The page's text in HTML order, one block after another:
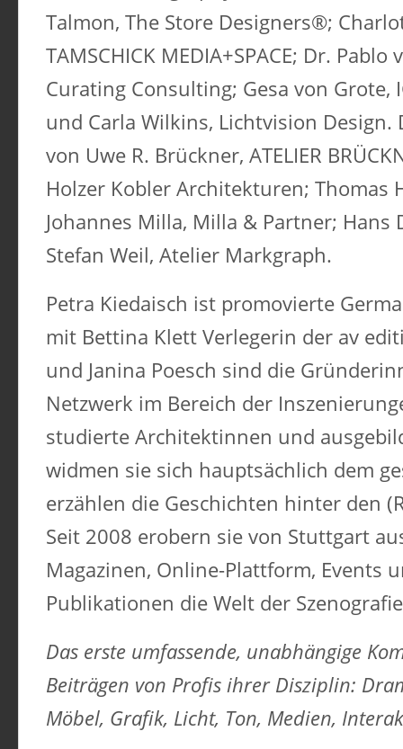
Talmon, The Store Designers®;
TAMSCHICK MEDIA+SPACE; Dr.
Curating Consulting; Gesa von Grote,
und Carla Wilkins, Lichtvision Design.
von Uwe R. Brückner, ATELIER
Holzer Kobler Architekturen; Thomas
Johannes Milla, Milla & Partner; Hans
Stefan Weil, Atelier Markgraph.
Petra Kiedaisch ist promovierte
mit Bettina Klett Verlegerin der av
und Janina Poesch sind die
Netzwerk im Bereich der
studierte Architektinnen und
widmen sie sich hauptsächlich dem
erzählen die Geschichten hinter den
Seit 2008 erobern sie von Stuttgart
Magazinen, Online-Plattform, Events
Publikationen die Welt der
Das erste umfassende, unabhängige
Beiträgen von Profis ihrer Disziplin:
Möbel, Grafik, Licht, Ton, Medien,